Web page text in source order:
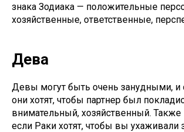
знака Зодиака — положительные
хозяйственные, ответственные,
Дева
Девы могут быть очень занудными, и
они хотят, чтобы партнер был
внимательный, хозяйственный. Также
если Раки хотят, чтобы вы ухаживали